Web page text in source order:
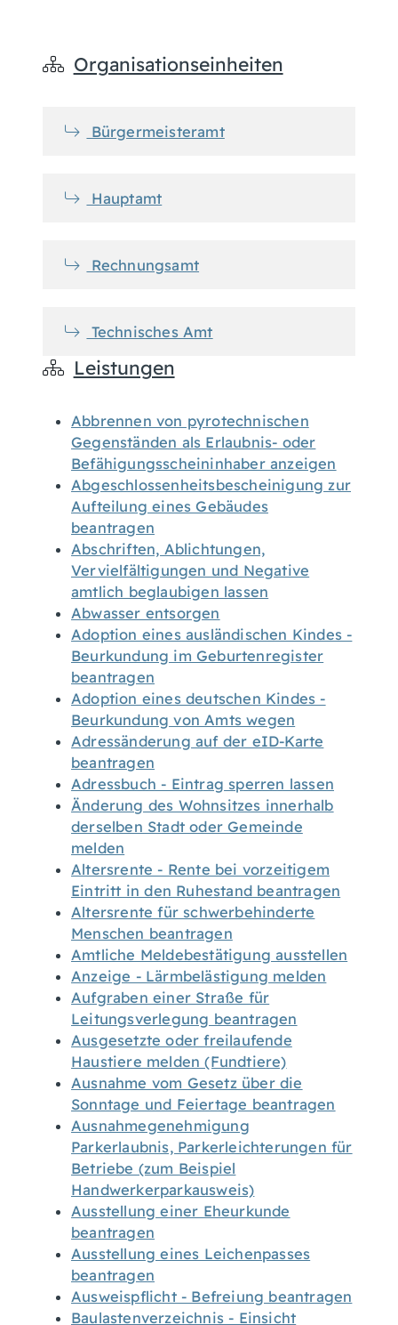
Organisationseinheiten
Bürgermeisteramt
Hauptamt
Rechnungsamt
Technisches Amt
Leistungen
Abbrennen von pyrotechnischen
Gegenständen als Erlaubnis- oder
Befähigungsscheininhaber anzeigen
Abgeschlossenheitsbescheinigung zur
Aufteilung eines Gebäudes
beantragen
Abschriften, Ablichtungen,
Vervielfältigungen und Negative
amtlich beglaubigen lassen
Abwasser entsorgen
Adoption eines ausländischen Kindes -
Beurkundung im Geburtenregister
beantragen
Adoption eines deutschen Kindes -
Beurkundung von Amts wegen
Adressänderung auf der eID-Karte
beantragen
Adressbuch - Eintrag sperren lassen
Änderung des Wohnsitzes innerhalb
derselben Stadt oder Gemeinde
melden
Altersrente - Rente bei vorzeitigem
Eintritt in den Ruhestand beantragen
Altersrente für schwerbehinderte
Menschen beantragen
Amtliche Meldebestätigung ausstellen
Anzeige - Lärmbelästigung melden
Aufgraben einer Straße für
Leitungsverlegung beantragen
Ausgesetzte oder freilaufende
Haustiere melden (Fundtiere)
Ausnahme vom Gesetz über die
Sonntage und Feiertage beantragen
Ausnahmegenehmigung
Parkerlaubnis, Parkerleichterungen für
Betriebe (zum Beispiel
Handwerkerparkausweis)
Ausstellung einer Eheurkunde
beantragen
Ausstellung eines Leichenpasses
beantragen
Ausweispflicht - Befreiung beantragen
Baulastenverzeichnis - Einsicht